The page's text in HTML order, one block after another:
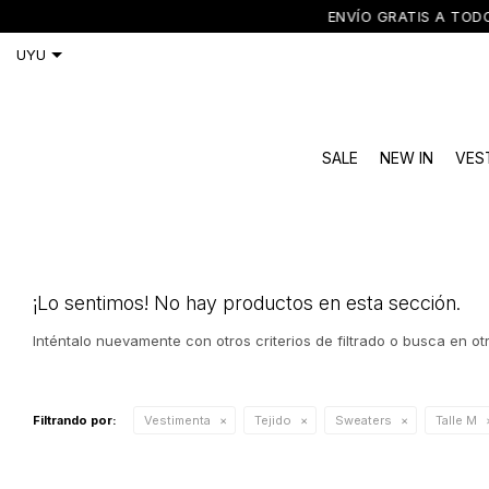
ENVÍO GRATIS A
SALE NEW IN
¡Lo sentimos! No hay productos en esta sección.
Inténtalo nuevamente con otros criterios de filtrado o busca en
Filtrando por: Vestimenta Tejido Sweaters Talle M